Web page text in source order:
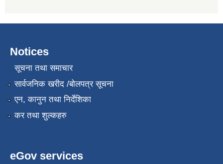
Notices
सूचना तथा समाचार
सार्वजनिक खरीद /बोलपत्र सूचना
एन, कानुन तथा निर्देशिका
कर तथा शुल्कहरु
eGov services